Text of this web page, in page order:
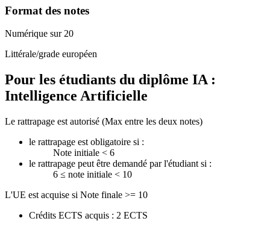
Format des notes
Numérique sur 20
Littérale/grade européen
Pour les étudiants du diplôme IA :
Intelligence Artificielle
Le rattrapage est autorisé (Max entre les deux notes)
le rattrapage est obligatoire si :
Note initiale < 6
le rattrapage peut être demandé par l'étudiant si :
6 ≤ note initiale < 10
L'UE est acquise si Note finale >= 10
Crédits ECTS acquis : 2 ECTS